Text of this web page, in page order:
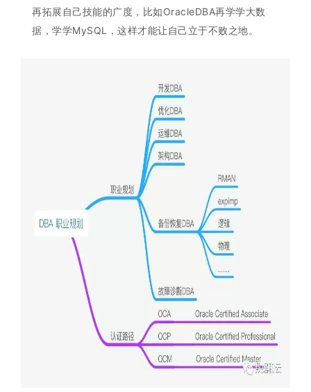
再拓展自己技能的广度，比如OracleDBA再学学大数
据，学学MySQL，这样才能让自己立于不败之地。